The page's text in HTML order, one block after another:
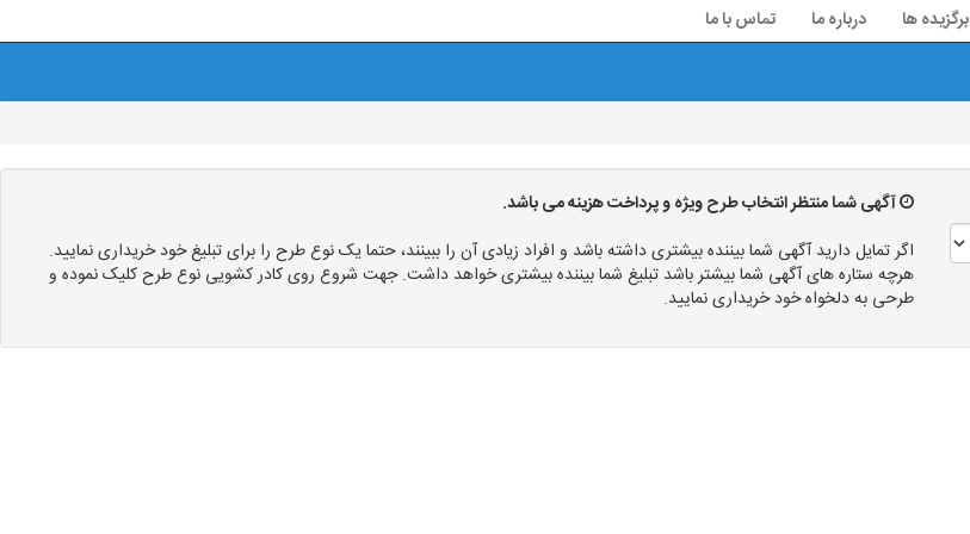
برگزیده ها درباره ما تماس با ما
آگهی شما منتظر انتخاب طرح ویژه و پرداخت هزینه می باشد.
اگر تمایل دارید آگهی شما بیننده بیشتری داشته باشد و افراد زیادی آن را ببینند، حتما یک نوع طرح را برای تبلیغ خود خریداری نمایید.
هرچه ستاره های آگهی شما بیشتر باشد تبلیغ شما بیننده بیشتری خواهد داشت. جهت شروع روی کادر کشویی نوع طرح کلیک نموده و
طرحی به دلخواه خود خریداری نمایید.